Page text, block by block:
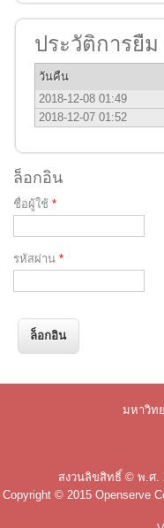
ประวัติการยื
วันคืน
2018-12-08 01:49
2018-12-07 01:52
ล็อกอิน
ชื่อผู้ใช้ *
รหัสผ่าน *
มหาวิท
สงวนลิขสิทธิ์ © พ.ศ.
Copyright © 2015 Openserve